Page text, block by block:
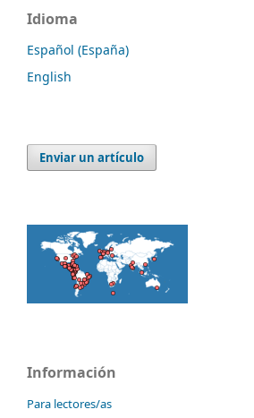
Idioma
Español (España)
English
Enviar un artículo
Información
Para lectores/as